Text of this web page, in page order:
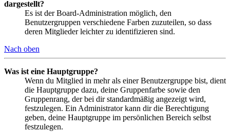
dargestellt?
Es ist der Board-Administration möglich, den
Benutzergruppen verschiedene Farben zuzuteilen, so dass
deren Mitglieder leichter zu identifizieren sind.
Nach oben
Was ist eine Hauptgruppe?
Wenn du Mitglied in mehr als einer Benutzergruppe bist, dient
die Hauptgruppe dazu, deine Gruppenfarbe sowie den
Gruppenrang, der bei dir standardmäßig angezeigt wird,
festzulegen. Ein Administrator kann dir die Berechtigung
geben, deine Hauptgruppe im persönlichen Bereich selbst
festzulegen.